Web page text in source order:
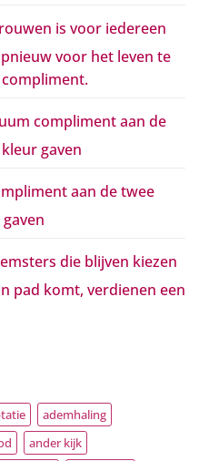
is voor iedereen
voor het leven te
compliment aan de
gaven
aan de twee
die blijven kiezen
pad komt, verdienen een
ademhaling
ander kijk